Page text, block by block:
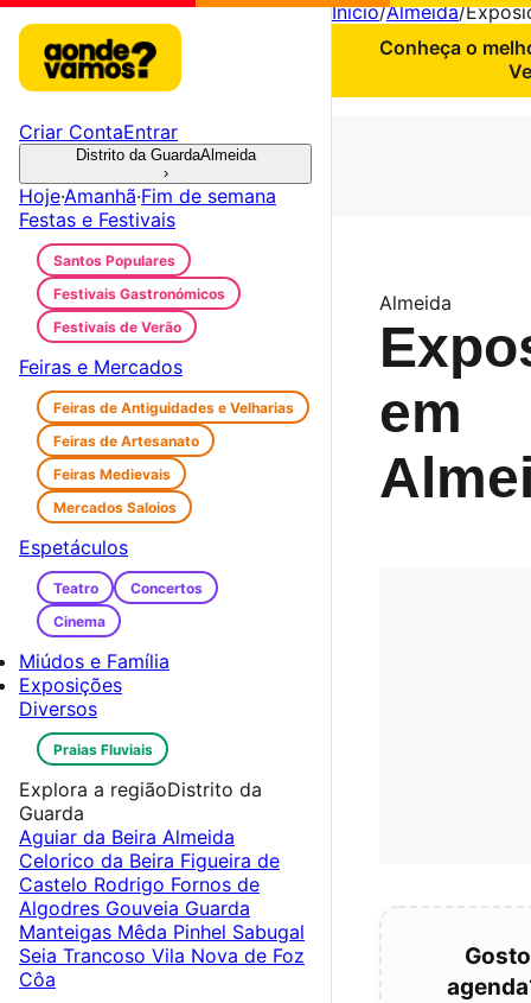
Início/Almeida/
Conheça o
Almeida
em
Criar ContaEntrar
Distrito da GuardaAlmeida
›
Hoje·Amanhã·Fim de semana
Festas e Festivais
Santos Populares
Festivais Gastronómicos
Festivais de Verão
Feiras e Mercados
Feiras de Antiguidades e Velharias
Feiras de Artesanato
Feiras Medievais
Mercados Saloios
Espetáculos
Teatro
Concertos
Cinema
Miúdos e Família
Exposições
Diversos
Praias Fluviais
Explora a regiãoDistrito da
Guarda
Aguiar da Beira Almeida
Celorico da Beira Figueira de
Castelo Rodrigo Fornos de
Algodres Gouveia Guarda
Manteigas Mêda Pinhel Sabugal
Seia Trancoso Vila Nova de Foz
Côa